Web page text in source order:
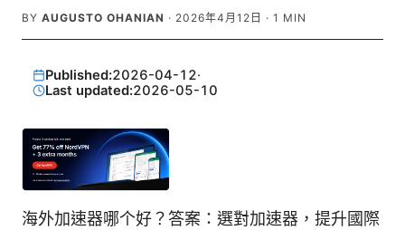
BY AUGUSTO OHANIAN · 2026年4月12日 · 1 MIN
Published:2026-04-12·
Last updated:2026-05-10
海外加速器哪个好？答案：選對加速器，提升國際